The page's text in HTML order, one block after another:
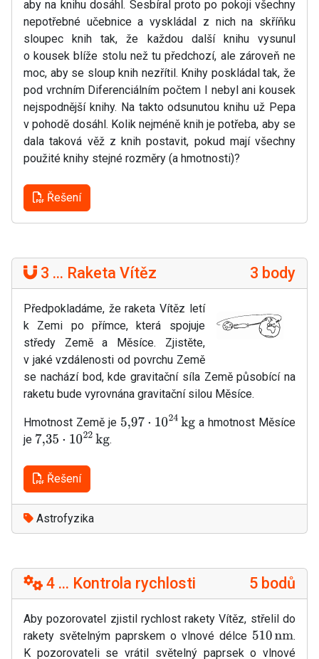
aby na knihu dosáhl. Sesbíral proto po pokoji všechny
nepotřebné učebnice a vyskládal z nich na skříňku
sloupec knih tak, že každou další knihu vysunul
o kousek blíže stolu než tu předchozí, ale zároveň ne
moc, aby se sloup knih nezřítil. Knihy poskládal tak, že
pod vrchním Diferenciálním počtem I nebyl ani kousek
nejspodnější knihy. Na takto odsunutou knihu už Pepa
v pohodě dosáhl. Kolik nejméně knih je potřeba, aby se
dala taková věž z knih postavit, pokud mají všechny
použité knihy stejné rozměry (a hmotnosti)?
Řešení
3 ... Raketa Vítěz 3 body
Předpokladáme, že raketa Vítěz letí
k Zemi po přímce, která spojuje
středy Země a Měsíce. Zjistěte,
v jaké vzdálenosti od povrchu Země
se nachází bod, kde gravitační síla Země působící na
raketu bude vyrovnána gravitační silou Měsíce.
Hmotnost Země je 5,97⋅ 1024kg
a hmotnost Měsíce
je 7,35⋅ 1022kg .
Řešení
Astrofyzika
4 ... Kontrola rychlosti 5 bodů
Aby pozorovatel zjistil rychlost rakety Vítěz, střelil do
rakety světelným paprskem o vlnové délce 510nm .
K pozorovateli se vrátil světelný paprsek o vlnové